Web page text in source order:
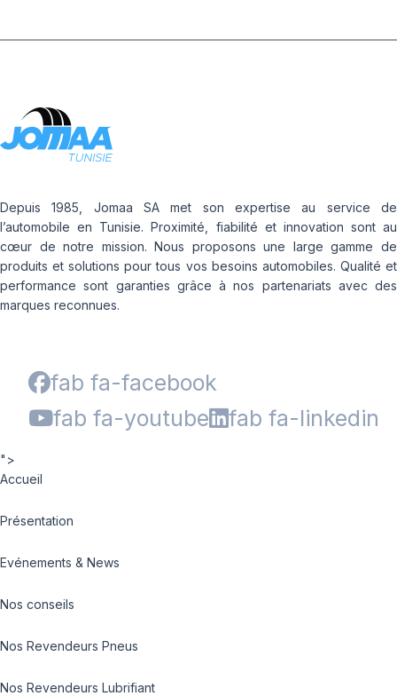
Depuis 1985, Jomaa SA met son expertise au service de
l’automobile en Tunisie. Proximité, fiabilité et innovation sont au
cœur de notre mission. Nous proposons une large gamme de
produits et solutions pour tous vos besoins automobiles. Qualité et
performance sont garanties grâce à nos partenariats avec des
marques reconnues.
fab fa-facebook
fab fa-youtube
fab fa-linkedin
">
Accueil
Présentation
Evénements & News
Nos conseils
Nos Revendeurs Pneus
Nos Revendeurs Lubrifiant